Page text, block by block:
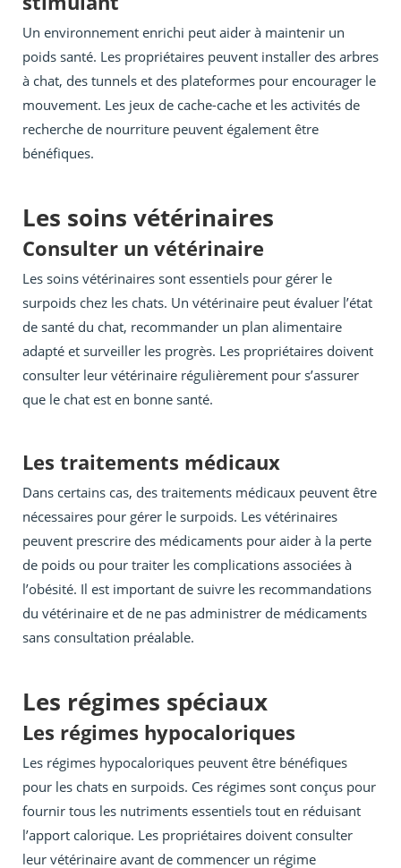
Un environnement enrichi peut aider à maintenir un
poids santé. Les propriétaires peuvent installer des arbres
à chat, des tunnels et des plateformes pour encourager le
mouvement. Les jeux de cache-cache et les activités de
recherche de nourriture peuvent également être
bénéfiques.
Les soins vétérinaires
Consulter un vétérinaire
Les soins vétérinaires sont essentiels pour gérer le
surpoids chez les chats. Un vétérinaire peut évaluer l’état
de santé du chat, recommander un plan alimentaire
adapté et surveiller les progrès. Les propriétaires doivent
consulter leur vétérinaire régulièrement pour s’assurer
que le chat est en bonne santé.
Les traitements médicaux
Dans certains cas, des traitements médicaux peuvent être
nécessaires pour gérer le surpoids. Les vétérinaires
peuvent prescrire des médicaments pour aider à la perte
de poids ou pour traiter les complications associées à
l’obésité. Il est important de suivre les recommandations
du vétérinaire et de ne pas administrer de médicaments
sans consultation préalable.
Les régimes spéciaux
Les régimes hypocaloriques
Les régimes hypocaloriques peuvent être bénéfiques
pour les chats en surpoids. Ces régimes sont conçus pour
fournir tous les nutriments essentiels tout en réduisant
l’apport calorique. Les propriétaires doivent consulter
leur vétérinaire avant de commencer un régime